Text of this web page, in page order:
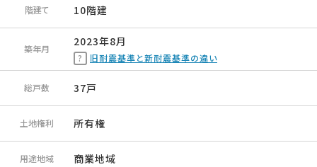
階建て 10階建
築年月
2023年8月
旧耐震基準と新耐震基準の違い
総戸数 37戸
土地権利 所有権
用途地域 商業地域